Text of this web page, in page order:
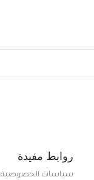
روابط مفيدة
سياسات الخصوصية